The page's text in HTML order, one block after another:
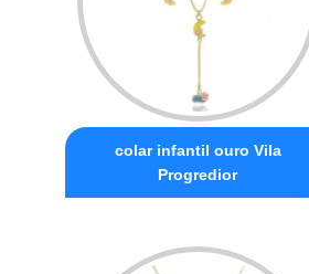
colar infantil ouro Vila
Progredior